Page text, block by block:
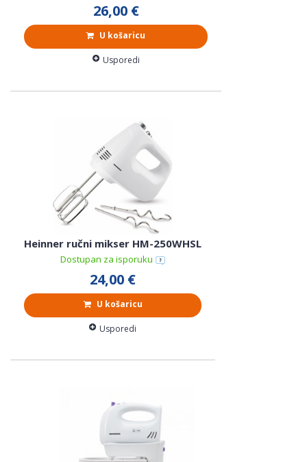
26,00 €
U košaricu
Usporedi
Heinner ručni mikser HM-250WHSL
Dostupan za isporuku
24,00 €
U košaricu
Usporedi